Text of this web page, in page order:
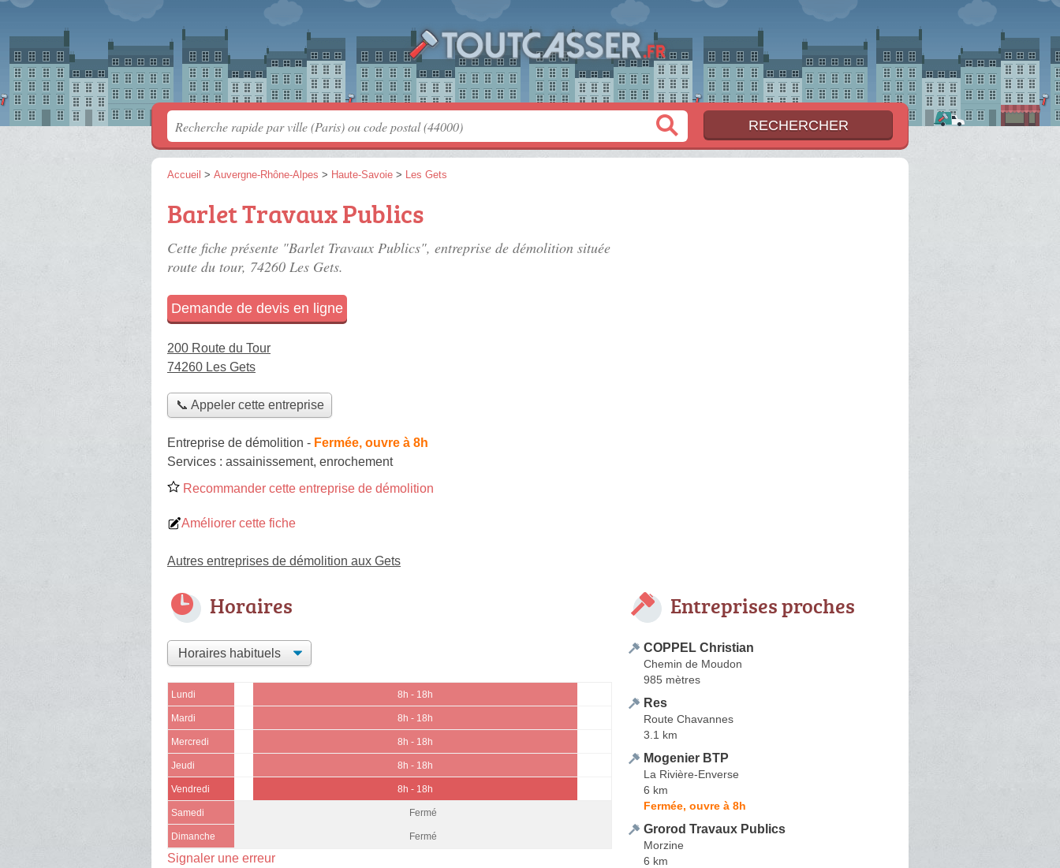
Accueil > Auvergne-Rhône-Alpes > Haute-Savoie > Les Gets
Barlet Travaux Publics
Cette fiche présente "Barlet Travaux Publics", entreprise de démolition située
route du tour, 74260 Les Gets.
Demande de devis en ligne
200 Route du Tour
74260 Les Gets
📞 Appeler cette entreprise
Entreprise de démolition - Fermée, ouvre à 8h
Services : assainissement, enrochement
Recommander cette entreprise de démolition
Améliorer cette fiche
Autres entreprises de démolition aux Gets
Horaires
Lundi 8h - 18h
Mardi 8h - 18h
Mercredi 8h - 18h
Jeudi 8h - 18h
Vendredi 8h - 18h
Samedi Fermé
Dimanche Fermé
Signaler une erreur
Entreprises proches
COPPEL Christian
Chemin de Moudon
985 mètres
Res
Route Chavannes
3.1 km
Mogenier BTP
La Rivière-Enverse
6 km
Fermée, ouvre à 8h
Grorod Travaux Publics
Morzine
6 km